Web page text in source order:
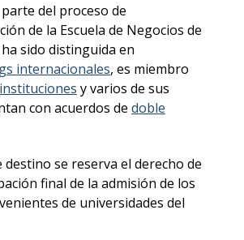
del proceso de
de la Escuela de Negocios de
ha sido distinguida en
internacionales, es miembro
y varios de sus
con acuerdos de doble
se reserva el derecho de
final de la admisión de los
de universidades del